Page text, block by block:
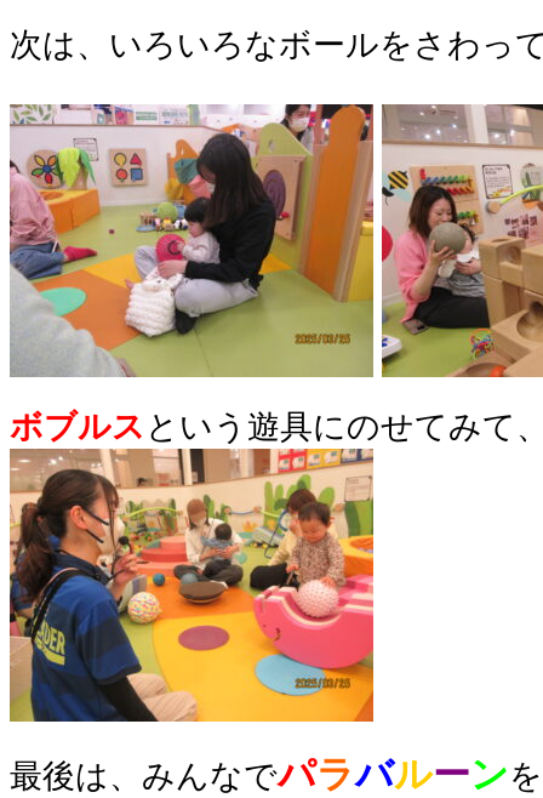
次は、いろいろなボールをさわっ
ボブルス という遊具にのせてみて
最後は、みんなでパラバルーン